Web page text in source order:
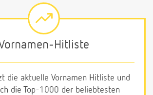
Hitliste
die aktuelle Vornamen Hitliste und
die Top-1000 der beliebtesten